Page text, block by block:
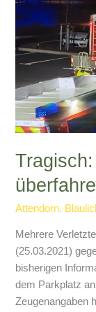
Attendorn,
Mehrere
(25.03.2021)
bisherigen
dem Parkplatz
Zeugenangaben